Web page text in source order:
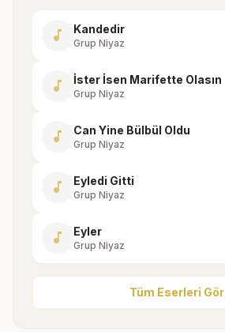
music_note Kandedir
Grup Niyaz
music_note İster İsen Marifette Olasın
Grup Niyaz
music_note Can Yine Bülbül Oldu
Grup Niyaz
music_note Eyledi Gitti
Grup Niyaz
music_note Eyler
Grup Niyaz
Tüm Eserleri Gör